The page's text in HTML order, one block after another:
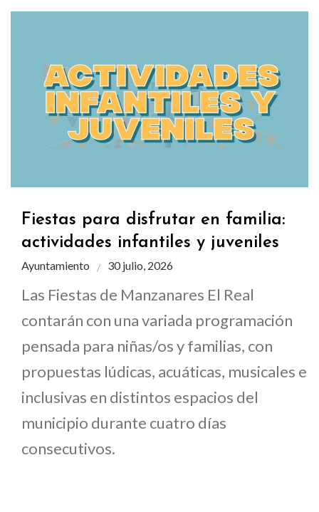
Fiestas para disfrutar en familia:
actividades infantiles y juveniles
Ayuntamiento 30 julio, 2026
Las Fiestas de Manzanares El Real
contarán con una variada programación
pensada para niñas/os y familias, con
propuestas lúdicas, acuáticas, musicales e
inclusivas en distintos espacios del
municipio durante cuatro días
consecutivos.